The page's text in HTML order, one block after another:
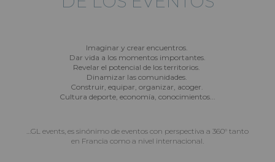
Imaginar y crear encuentros.
Dar vida a los momentos importantes.
Revelar el potencial de los territorios.
Dinamizar las comunidades.
Construir, equipar, organizar, acoger.
Cultura deporte, economía, conocimientos...
…GL events, es sinónimo de eventos con perspectiva a 360° tanto
en Francia como a nivel internacional.